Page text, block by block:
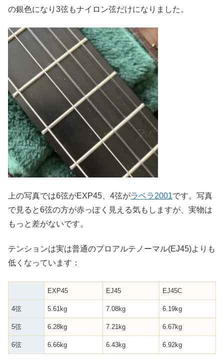
の銀色になり3弦もナイロン弦だけになりました。
上の写真では6弦がEXP45、4弦がラベラ2001です。写真
で見ると6弦の方が赤っぽく見える気もしますが、実物は
もっと差がないです。
テンションは実は普通のプロアルテノーマル(EJ45)よりも
低くなっています：
EXP45 EJ45 EJ45C
4弦 5.61kg 7.08kg 6.19kg
5弦 6.28kg 7.21kg 6.67kg
6弦 6.66kg 6.43kg 6.92kg